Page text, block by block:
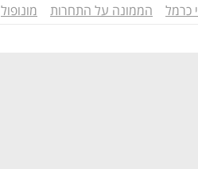
כרמל הממונה על התחרות מונופול